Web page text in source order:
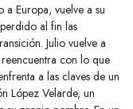
a Europa, vuelve a su
al fin las
Julio vuelve a
con lo que
a las claves de un
López Velarde, un